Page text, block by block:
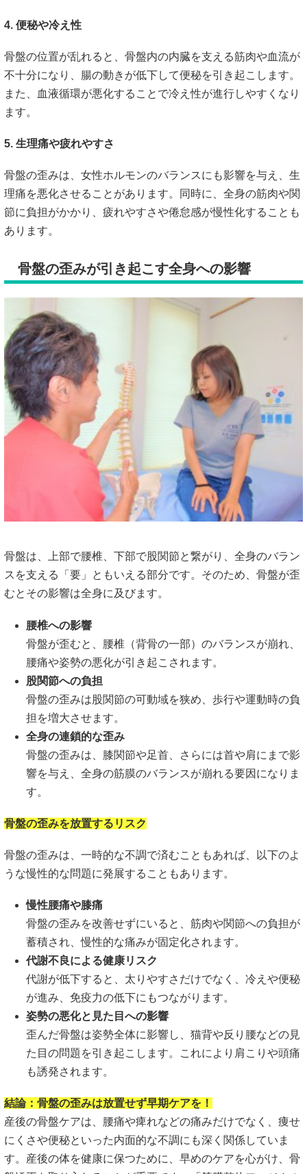
4. 便秘や冷え性
骨盤の位置が乱れると、骨盤内の内臓を支える筋肉や血流が
不十分になり、腸の動きが低下して便秘を引き起こします。
また、血液循環が悪化することで冷え性が進行しやすくなり
ます。
5. 生理痛や疲れやすさ
骨盤の歪みは、女性ホルモンのバランスにも影響を与え、生
理痛を悪化させることがあります。同時に、全身の筋肉や関
節に負担がかかり、疲れやすさや倦怠感が慢性化することも
あります。
骨盤の歪みが引き起こす全身への影響
骨盤は、上部で腰椎、下部で股関節と繋がり、全身のバラン
スを支える「要」ともいえる部分です。そのため、骨盤が歪
むとその影響は全身に及びます。
腰椎への影響
骨盤が歪むと、腰椎（背骨の一部）のバランスが崩れ、
腰痛や姿勢の悪化が引き起こされます。
股関節への負担
骨盤の歪みは股関節の可動域を狭め、歩行や運動時の負
担を増大させます。
全身の連鎖的な歪み
骨盤の歪みは、膝関節や足首、さらには首や肩にまで影
響を与え、全身の筋膜のバランスが崩れる要因になりま
す。
骨盤の歪みを放置するリスク
骨盤の歪みは、一時的な不調で済むこともあれば、以下のよ
うな慢性的な問題に発展することもあります。
慢性腰痛や膝痛
骨盤の歪みを改善せずにいると、筋肉や関節への負担が
蓄積され、慢性的な痛みが固定化されます。
代謝不良による健康リスク
代謝が低下すると、太りやすさだけでなく、冷えや便秘
が進み、免疫力の低下にもつながります。
姿勢の悪化と見た目への影響
歪んだ骨盤は姿勢全体に影響し、猫背や反り腰などの見
た目の問題を引き起こします。これにより肩こりや頭痛
も誘発されます。
結論：骨盤の歪みは放置せず早期ケアを！
産後の骨盤ケアは、腰痛や痺れなどの痛みだけでなく、痩せ
にくさや便秘といった内面的な不調にも深く関係していま
す。産後の体を健康に保つために、早めのケアを心がけ、骨